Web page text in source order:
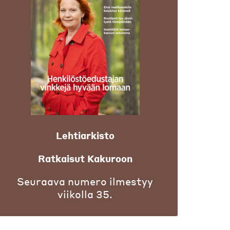
Lehtiarkisto
Ratkaisut Kakuroon
Seuraava numero ilmestyy
viikolla 35.